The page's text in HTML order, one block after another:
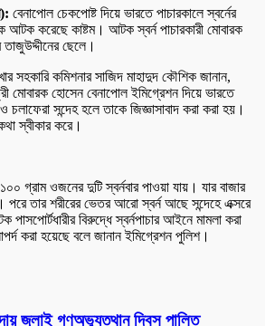
বেনাপোল চেকপোষ্ট দিয়ে ভারতে পাচারকালে স্বর্নের
আটক করেছে কাষ্টম। আটক স্বর্ন পাচারকারী মোবারক
ছেলে।
সহকারি কমিশনার সাজিদ মাহাদুদ কৌশিক জানান,
মোবারক হোসেন বেনাপোল ইমিগ্রেশন দিয়ে ভারতে
সন্দেহ হলে তাকে জিজ্ঞাসাবাদ করা করা হয়।
স্বীকার করে।
গ্রাম ওজনের দুটি স্বর্নবার পাওয়া যায়। যার বাজার
তার শরীরের ভেতর আরো স্বর্ন আছে সন্দেহে এক্সরে
বিরুদ্ধে স্বর্নপাচার আইনে মামলা করা
করা হয়েছে বলে জানান ইমিগ্রেশন পুলিশ।
জুলাই গণঅভ্যুত্থান দিবস পালিত